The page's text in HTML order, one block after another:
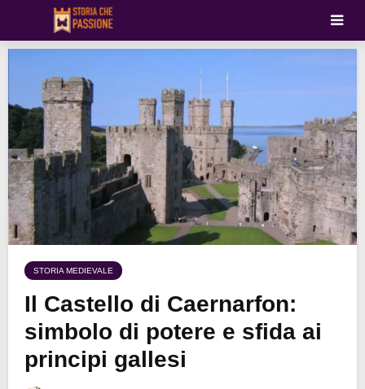
STORIA MEDIEVALE
Il Castello di Caernarfon:
simbolo di potere e sfida ai
principi gallesi